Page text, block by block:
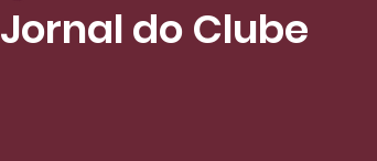
Jornal do Clube